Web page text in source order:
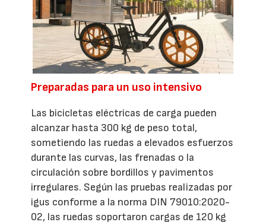
Preparadas para un uso intensivo
Las bicicletas eléctricas de carga pueden
alcanzar hasta 300 kg de peso total,
sometiendo las ruedas a elevados esfuerzos
durante las curvas, las frenadas o la
circulación sobre bordillos y pavimentos
irregulares. Según las pruebas realizadas por
igus conforme a la norma DIN 79010:2020-
02, las ruedas soportaron cargas de 120 kg